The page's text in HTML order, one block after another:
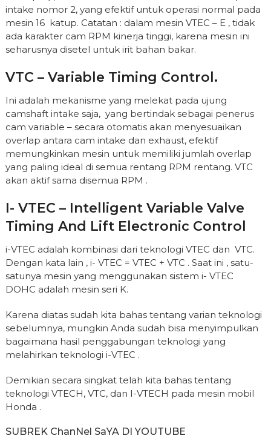
intake nomor 2, yang efektif untuk operasi normal pada
mesin 16 katup. Catatan : dalam mesin VTEC – E , tidak
ada karakter cam RPM kinerja tinggi, karena mesin ini
seharusnya disetel untuk irit bahan bakar.
VTC – Variable Timing Control.
Ini adalah mekanisme yang melekat pada ujung
camshaft intake saja, yang bertindak sebagai penerus
cam variable – secara otomatis akan menyesuaikan
overlap antara cam intake dan exhaust, efektif
memungkinkan mesin untuk memiliki jumlah overlap
yang paling ideal di semua rentang RPM rentang. VTC
akan aktif sama disemua RPM .
I- VTEC – Intelligent Variable Valve
Timing And Lift Electronic Control
i-VTEC adalah kombinasi dari teknologi VTEC dan VTC.
Dengan kata lain , i- VTEC = VTEC + VTC . Saat ini , satu-
satunya mesin yang menggunakan sistem i- VTEC
DOHC adalah mesin seri K.
Karena diatas sudah kita bahas tentang varian teknologi
sebelumnya, mungkin Anda sudah bisa menyimpulkan
bagaimana hasil penggabungan teknologi yang
melahirkan teknologi i-VTEC .
Demikian secara singkat telah kita bahas tentang
teknologi VTECH, VTC, dan I-VTECH pada mesin mobil
Honda .
SUBREK ChanNel SaYA DI YOUTUBE